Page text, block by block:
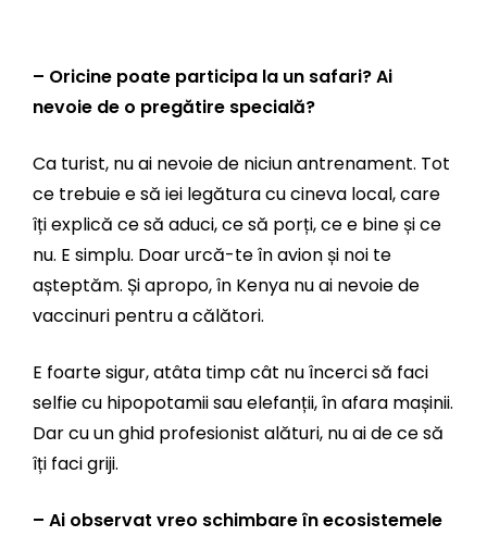
– Oricine poate participa la un safari? Ai
nevoie de o pregătire specială?
Ca turist, nu ai nevoie de niciun antrenament. Tot
ce trebuie e să iei legătura cu cineva local, care
îți explică ce să aduci, ce să porți, ce e bine și ce
nu. E simplu. Doar urcă-te în avion și noi te
așteptăm. Și apropo, în Kenya nu ai nevoie de
vaccinuri pentru a călători.
E foarte sigur, atâta timp cât nu încerci să faci
selfie cu hipopotamii sau elefanții, în afara mașinii.
Dar cu un ghid profesionist alături, nu ai de ce să
îți faci griji.
– Ai observat vreo schimbare în ecosistemele